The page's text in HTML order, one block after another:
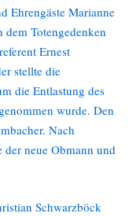
Ehrengäste Marianne
Totengedenken
Ernest
stellte die
die Entlastung des
wurde. Den
Nach
der neue Obmann und
Schwarzböck